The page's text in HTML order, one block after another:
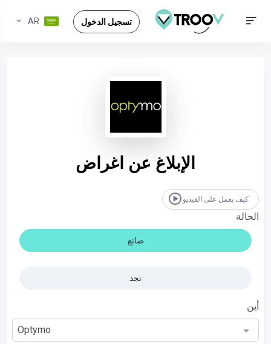
تسجيل الدخول AR
الإبلاغ عن اغراض
كيف يعمل على الفيديو
الحالة
ضائع
تجد
أين
Optymo